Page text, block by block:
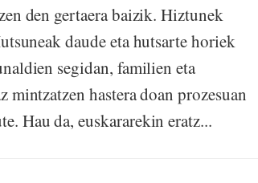
den gertaera baizik. Hiztunek
daude eta hutsarte horiek
segidan, familien eta
hastera doan prozesuan
Hau da, euskararekin eratz...